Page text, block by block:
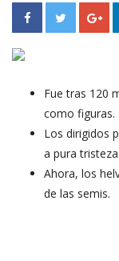
Fue tras 120
como figuras.
Los dirigidos
a pura tristeza.
Ahora, los
de las semis.